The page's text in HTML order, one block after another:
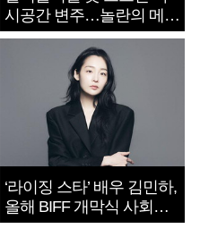
시공간 변주…놀란의 메시
지는 ‘전쟁 속죄’
‘라이징 스타’ 배우 김민하,
올해 BIFF 개막식 사회자
확정